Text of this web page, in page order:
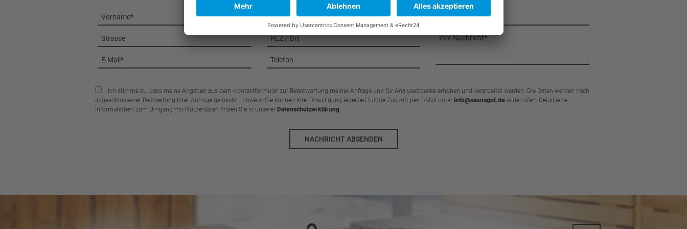
Ich stimme zu, dass meine Angaben aus dem Kontaktformular zur Beantwortung meiner Anfrage und für Analysezwecke erhoben und verarbeitet werden. Die Daten werden nach
abgeschlossener Bearbeitung Ihrer Anfrage gelöscht. Hinweis: Sie können Ihre Einwilligung jederzeit für die Zukunft per E-Mail unter info@saunagut.de widerrufen. Detaillierte
Informationen zum Umgang mit Nutzerdaten finden Sie in unserer Datenschutzerklärung.
NACHRICHT ABSENDEN